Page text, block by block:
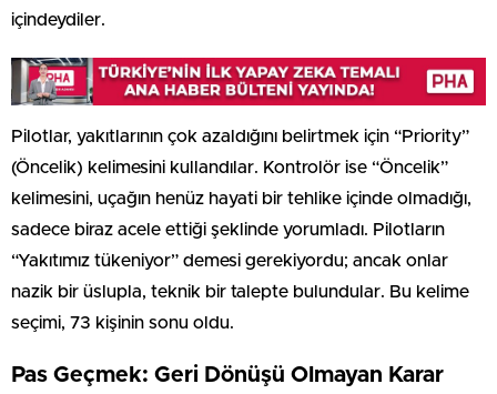
içindeydiler.
Pilotlar, yakıtlarının çok azaldığını belirtmek için “Priority”
(Öncelik) kelimesini kullandılar. Kontrolör ise “Öncelik”
kelimesini, uçağın henüz hayati bir tehlike içinde olmadığı,
sadece biraz acele ettiği şeklinde yorumladı. Pilotların
“Yakıtımız tükeniyor” demesi gerekiyordu; ancak onlar
nazik bir üslupla, teknik bir talepte bulundular. Bu kelime
seçimi, 73 kişinin sonu oldu.
Pas Geçmek: Geri Dönüşü Olmayan Karar